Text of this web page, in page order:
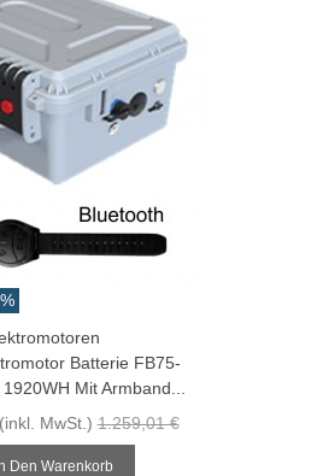
Batterie FB75-
Mit Armband...
(inkl. MwSt.) 1.259,01 €
Den Warenkorb